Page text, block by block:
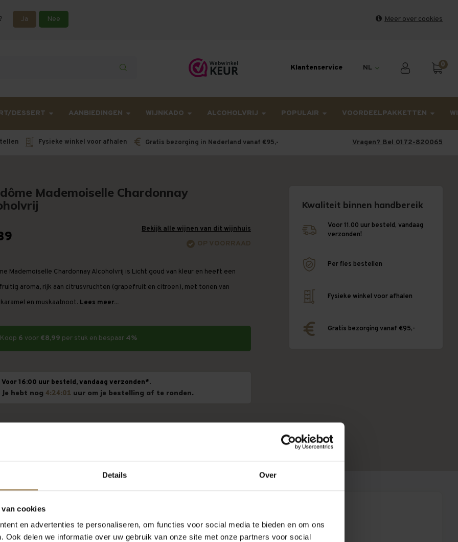
Details Over
cookies
en advertenties te personaliseren, om functies voor social media te bieden en om ons
Ook delen we informatie over uw gebruik van onze site met onze partners voor social
Ja Nee
Meer over cookies
langer onderweg zijn dan gebruikelijk - Bestellingen van het weekend en maandag worden dinsdag verzonden.
Klantenservice NL 0
DESSERT AANBIEDINGEN WIJNKADO ALCOHOLVRIJ POPULAIR VOORDEELPAKKETTEN
Fysieke winkel voor afhalen Gratis bezorging in Nederland vanaf €95,- Vragen? Bel 0172-820065
Mademoiselle Chardonnay
Bekijk alle wijnen van dit wijnhuis
OP VOORRAAD
Mademoiselle Chardonnay Alcoholvrij is Licht goud van kleur en heeft een
aroma, rijk aan citrusvruchten (grapefruit en citroen), met tonen van
karamel en muskaatnoot. Lees meer...
Koop 6 voor €8,99 per stuk en bespaar 4%
Voor 16:00 uur besteld, vandaag verzonden*.
Je hebt nog 4:24:01 uur om je bestelling af te ronden.
Kwaliteit binnen handbereik
Voor 11.00 uur besteld, vandaag
verzonden!
Per fles bestellen
Fysieke winkel voor afhalen
Gratis bezorging vanaf €95,-
Vendôme Klantbeoordelingen